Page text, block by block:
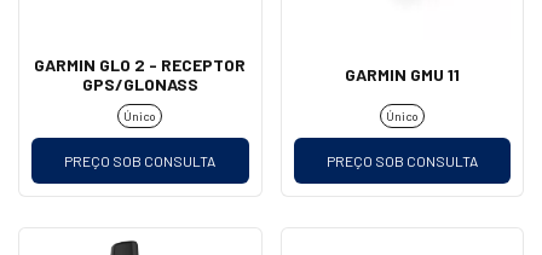
GARMIN GLO 2 - RECEPTOR
GPS/GLONASS
Único
PREÇO SOB CONSULTA
GARMIN GMU 11
Único
PREÇO SOB CONSULTA